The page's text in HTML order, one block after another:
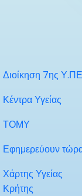
Διοίκηση 7ης
Κέντρα Υγείας
ΤΟΜΥ
Εφημερεύουν
Χάρτης Υγείας
Κρήτης